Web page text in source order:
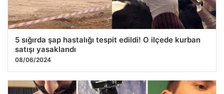
5 sığırda şap hastalığı tespit edildi! O ilçede kurban
satışı yasaklandı
08/06/2024